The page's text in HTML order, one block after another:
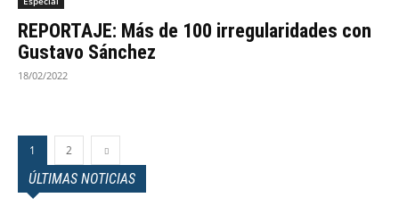
REPORTAJE: Más de 100 irregularidades con
Gustavo Sánchez
18/02/2022
1 2
ÚLTIMAS NOTICIAS